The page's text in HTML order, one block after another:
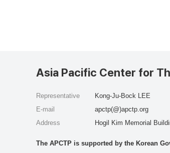
Asia Pacific Center for
Representative
Kong-Ju-Bock LEE
E-mail
apctp(@)apctp.org
Address
Hogil Kim Memorial
The APCTP is supported by the Korean